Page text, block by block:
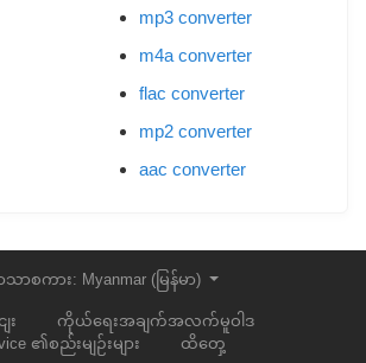
mp3 converter
m4a converter
flac converter
mp2 converter
aac converter
ာစကား: Myanmar (မြန်မာ)
း
ကိုယ်ရေးအချက်အလက်မူဝါဒ
၏စည်းမျဉ်းများ
ထိတှေ့